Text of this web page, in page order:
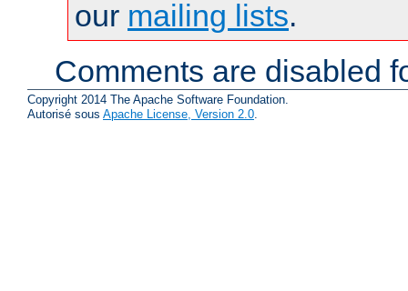
our mailing lists.
Comments are disabled
Copyright 2014 The Apache Software Foundation.
Autorisé sous Apache License, Version 2.0